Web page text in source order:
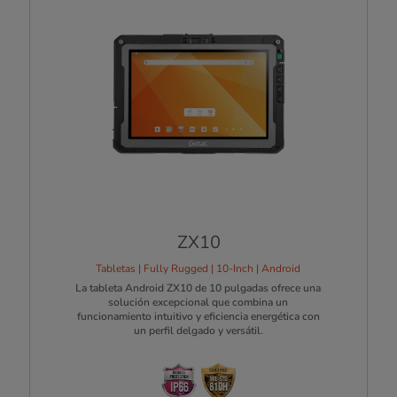
ZX10
Tabletas | Fully Rugged | 10-Inch | Android
La tableta Android ZX10 de 10 pulgadas ofrece una
solución excepcional que combina un
funcionamiento intuitivo y eficiencia energética con
un perfil delgado y versátil.